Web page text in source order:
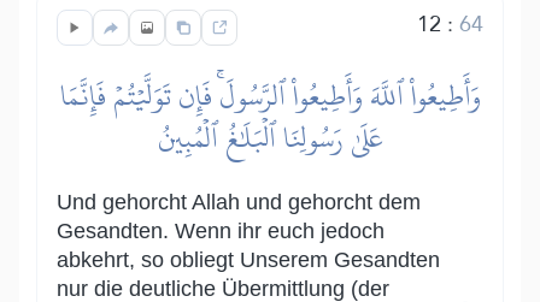
12 :64
وَأَطِيعُواْ ٱللَّهَ وَأَطِيعُواْ ٱلرَّسُولَۚ فَإِن تَوَلَّيۡتُمۡ فَإِنَّمَا
عَلَىٰ رَسُولِنَا ٱلۡبَلَٰغُ ٱلۡمُبِينُ
Und gehorcht Allah und gehorcht dem
Gesandten. Wenn ihr euch jedoch
abkehrt, so obliegt Unserem Gesandten
nur die deutliche Übermittlung (der